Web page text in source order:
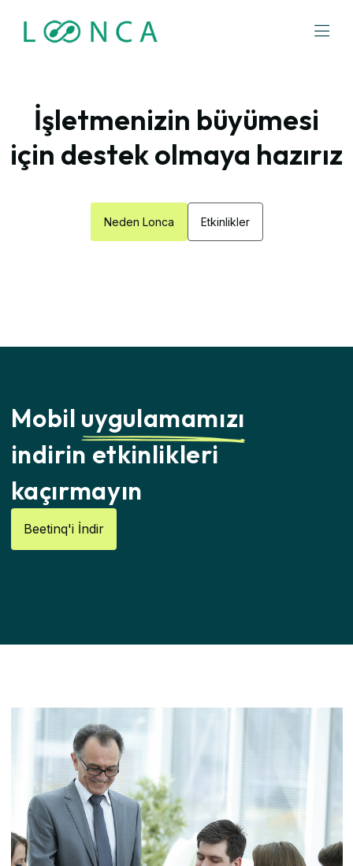
İşletmenizin büyümesi
için destek olmaya hazırız
Neden Lonca Etkinlikler
Mobil uygulamamızı
indirin etkinlikleri
kaçırmayın
Beetinq'i İndir